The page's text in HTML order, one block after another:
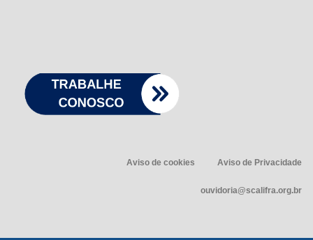
Aviso de cookies Aviso de Privacidade
ouvidoria@scalifra.org.br